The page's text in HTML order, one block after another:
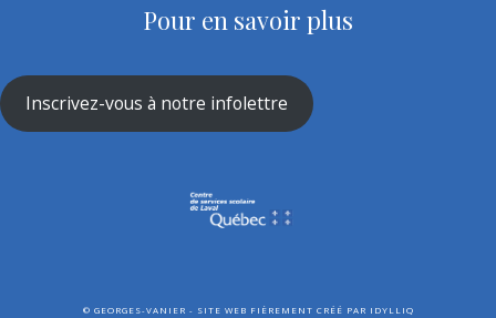
Pour en savoir plus
Inscrivez-vous à notre infolettre
© GEORGES-VANIER - SITE WEB FIÈREMENT CRÉÉ PAR IDYLLIQ